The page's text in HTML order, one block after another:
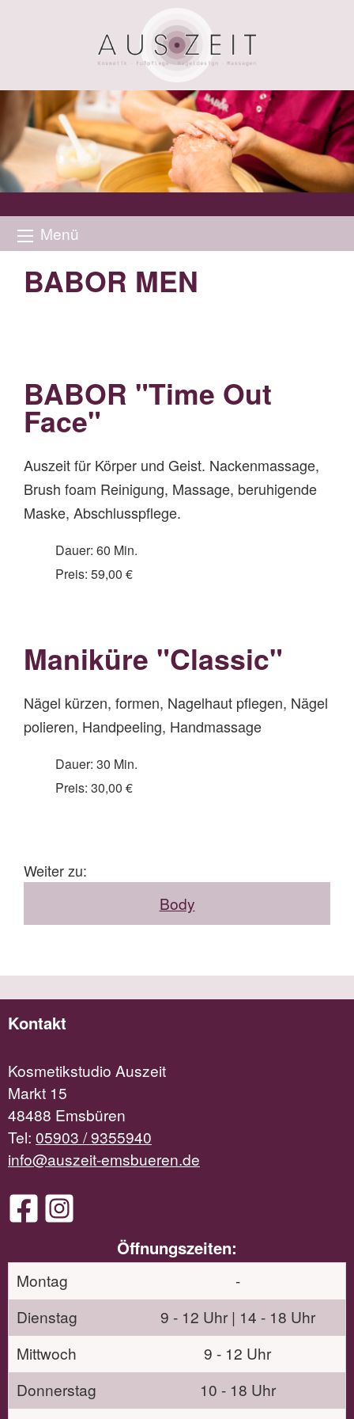
Menü
BABOR MEN
BABOR "Time Out
Face"
Auszeit für Körper und Geist. Nackenmassage,
Brush foam Reinigung, Massage, beruhigende
Maske, Abschlusspflege.
Dauer: 60 Min.
Preis: 59,00 €
Maniküre "Classic"
Nägel kürzen, formen, Nagelhaut pflegen, Nägel
polieren, Handpeeling, Handmassage
Dauer: 30 Min.
Preis: 30,00 €
Weiter zu:
Body
Kontakt
Kosmetikstudio Auszeit
Markt 15
48488 Emsbüren
Tel: 05903 / 9355940
info@auszeit-emsbueren.de
Öffnungszeiten:
Montag
-
Dienstag
9 - 12 Uhr | 14 - 18 Uhr
Mittwoch
9 - 12 Uhr
Donnerstag
10 - 18 Uhr